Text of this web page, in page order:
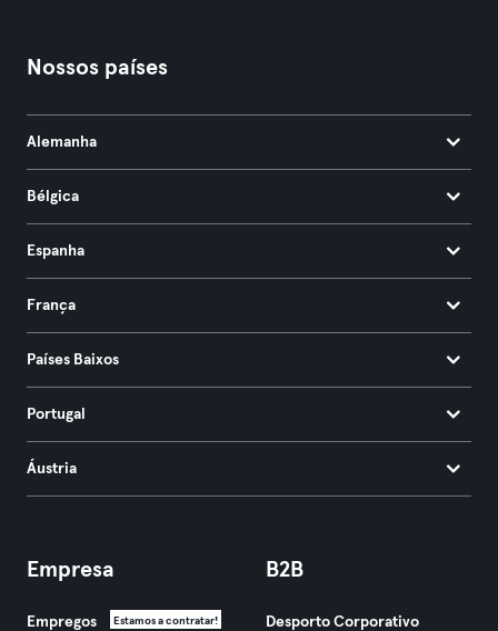
Nossos países
Alemanha
Bélgica
Espanha
França
Países Baixos
Portugal
Áustria
Empresa
Empregos Estamos a contratar!
B2B
Desporto Corporativo